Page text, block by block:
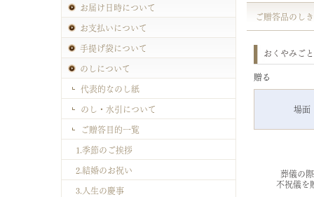
ご贈答品のし
おくやみごと
贈る
場面
葬儀の
不祝儀を
お届け日時について
お支払いについて
手提げ袋について
のしについて
代表的なのし紙
のし・水引について
ご贈答目的一覧
1.季節のご挨拶
2.結婚のお祝い
3.人生の慶事